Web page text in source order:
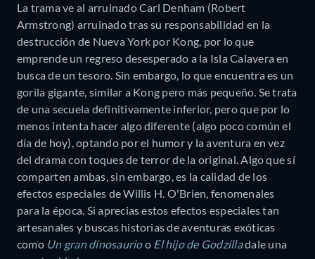
La trama ve al arruinado Carl Denham (Robert
Armstrong) arruinado tras su responsabilidad en la
destrucción de Nueva York por Kong, por lo que
emprende un regreso desesperado a la Isla Calavera en
busca de un tesoro. Sin embargo, lo que encuentra es un
gorila gigante, similar a Kong pero más pequeño. Se trata
de una secuela definitivamente inferior, pero que por lo
menos intenta hacer algo diferente (algo poco común el
día de hoy), optando por el humor y la aventura en vez
del drama con toques de terror de la original. Algo que sí
comparten ambas, sin embargo, es la calidad de los
efectos especiales de Willis H. O'Brien, fenomenales
para la época. Si aprecias estos efectos especiales tan
artesanales y buscas historias de aventuras exóticas
como Un gran dinosaurioo El hijo de Godzilladale una